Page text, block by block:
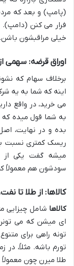
(پامپ) و بعد که
فرار می کنن (دامپ).
خیلی مراقبشون باشن.
اوراق قرضه: سهمی
برخلاف سهام که
اینه که شما به یه
می خرید، در واقع
به شما قول میده
بده و در نهایت،
ریسک کمتری نسبت
میشه گفت یکی از
سودشون هم معمولاً
کالاها: از طلا تا
کالاها شامل چیزایی
ای میشن که می
تونه راهی برای
تورم باشه. مثلاً، در
طلا میرن چون